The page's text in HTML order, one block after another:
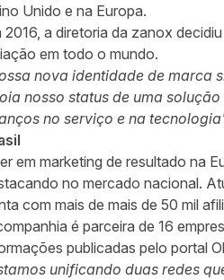
Unido e na Europa.
2016, a diretoria da zanox
em todo o mundo.
nova identidade de marca
nosso status de uma
no serviço e na
em marketing de resultado na
no mercado nacional.
com mais de mais de 50 mil
é parceira de 16
publicadas pelo portal
unificando duas redes